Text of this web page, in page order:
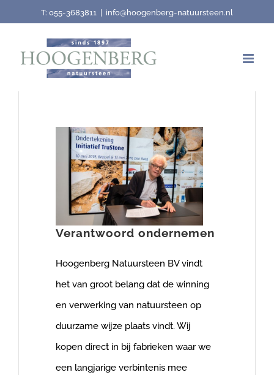
content
T: 055-3683811 info@hoogenberg-natuursteen.nl
Verantwoord ondernemen
Hoogenberg Natuursteen BV vindt
het van groot belang dat de winning
en verwerking van natuursteen op
duurzame wijze plaats vindt. Wij
kopen direct in bij fabrieken waar we
een langjarige verbintenis mee